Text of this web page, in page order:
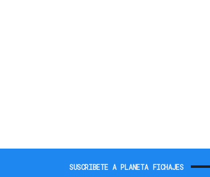
SUSCRIBETE A PLANETA FICHAJES